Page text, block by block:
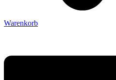
Warenkorb